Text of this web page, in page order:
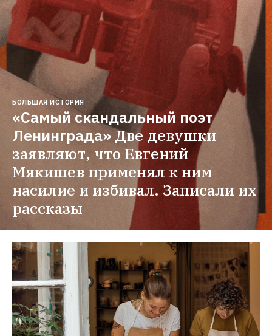
БОЛЬШАЯ ИСТОРИЯ
«Самый скандальный поэт
Ленинграда»Две девушки
заявляют, что Евгений
Мякишев применял к ним
насилие и избивал. Записали их
рассказы